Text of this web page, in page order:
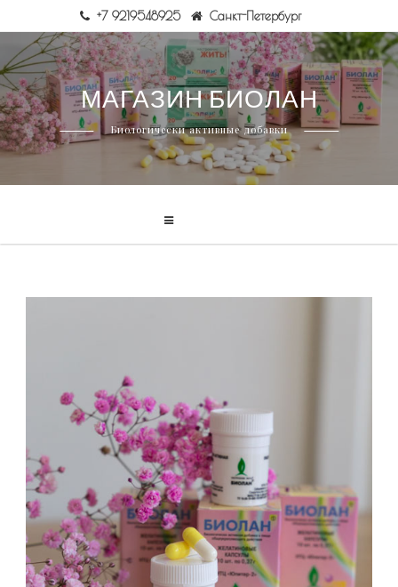
Skip
to
content
+7 9219548925 Санкт-Петербург
МАГАЗИН БИОЛАН
Биологически активные добавки